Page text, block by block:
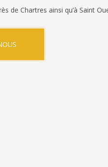
de Chartres ainsi qu’à Saint